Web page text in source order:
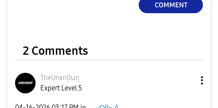
COMMENT
2 Comments
TheUnκn0ωη
Expert Level 5